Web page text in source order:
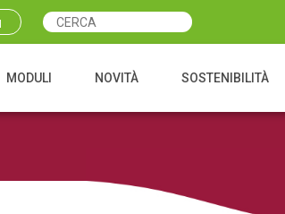
MODULI NOVITÀ SOSTENIBILITÀ